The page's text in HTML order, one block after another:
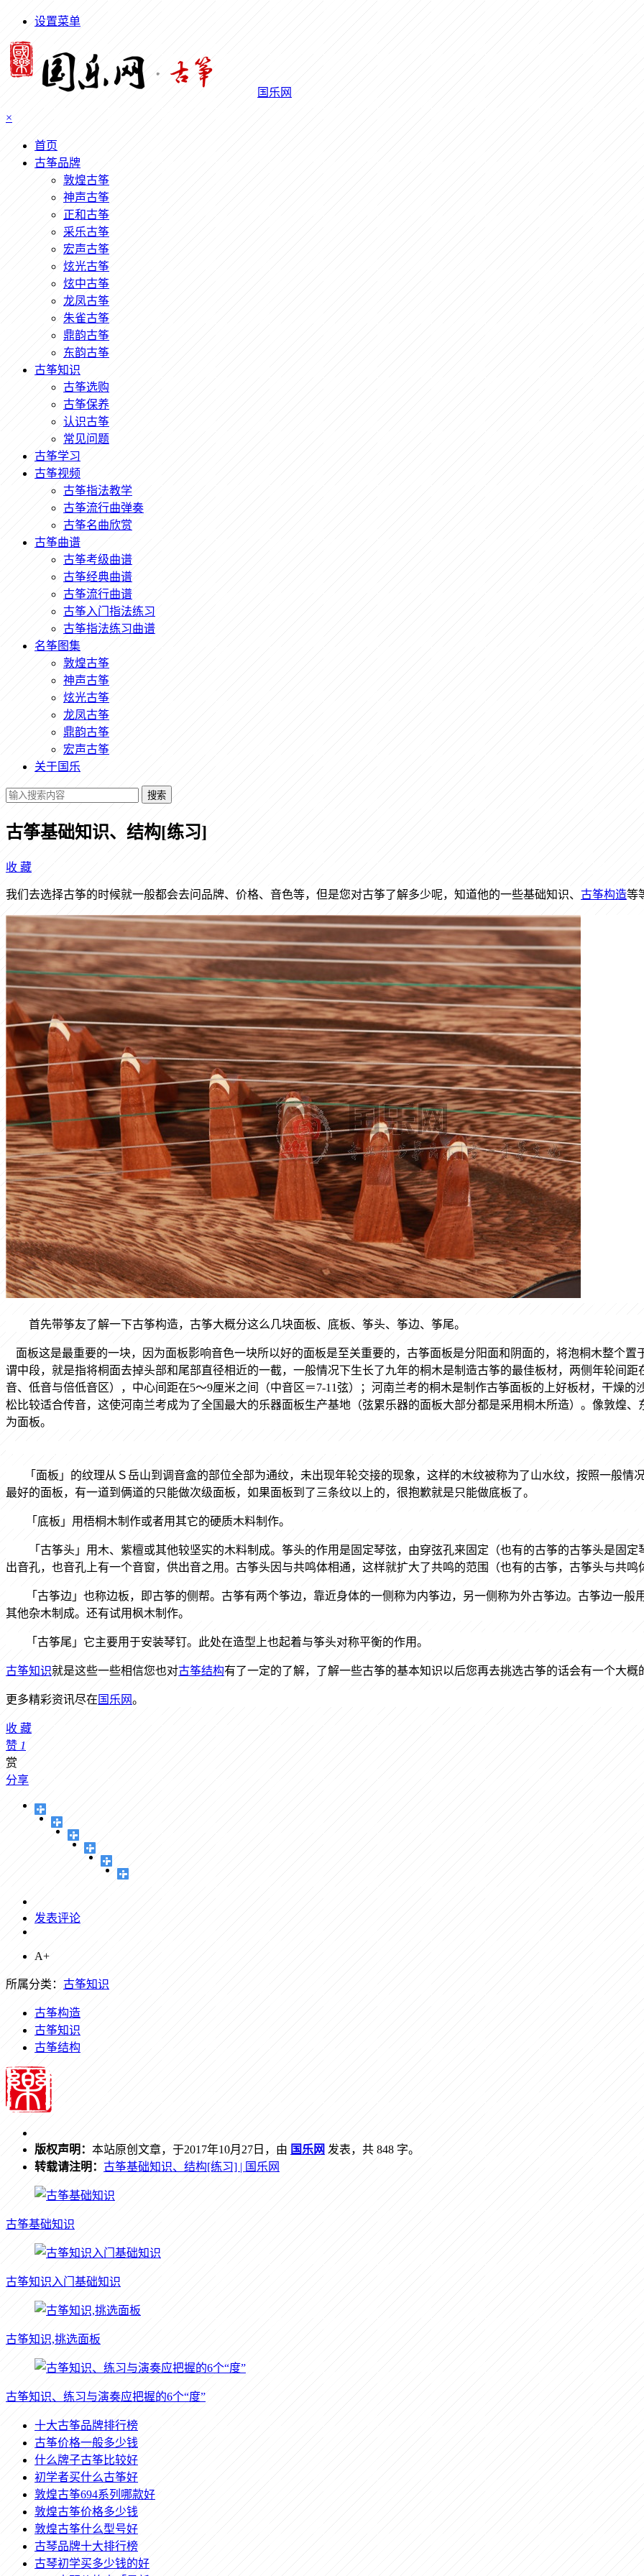
设置菜单
国乐网
×
首页
古筝品牌
敦煌古筝
神声古筝
正和古筝
采乐古筝
宏声古筝
炫光古筝
炫中古筝
龙凤古筝
朱雀古筝
鼎韵古筝
东韵古筝
古筝知识
古筝选购
古筝保养
认识古筝
常见问题
古筝学习
古筝视频
古筝指法教学
古筝流行曲弹奏
古筝名曲欣赏
古筝曲谱
古筝考级曲谱
古筝经典曲谱
古筝流行曲谱
古筝入门指法练习
古筝指法练习曲谱
名筝图集
敦煌古筝
神声古筝
炫光古筝
龙凤古筝
鼎韵古筝
宏声古筝
关于国乐
搜索
古筝基础知识、结构[练习]
收 藏
我们去选择古筝的时候就一般都会去问品牌、价格、音色等，但是您对古筝了解多少呢，知道他的一些基础知识、 古筝构造等
首先带筝友了解一下古筝构造，古筝大概分这么几块面板、底板、筝头、筝边、筝尾。
面板这是最重要的一块，因为面板影响音色一块所以好的面板是至关重要的， 古筝面板是分阳面和阴面的，将泡桐木整个置
谓中段，就是指将桐面去掉头部和尾部直径相近的一截，一般情况下生长了九年的桐木是制造古筝的最佳板材，两侧年轮间距
音、低音与倍低音区），中心间距在5～9厘米之间（中音区＝7-11 弦）；河南兰考的桐木是制作古筝面板的上好板材，干燥的
松比较适合传音，这使河南兰考成为了全国最大的乐器面板生产基地（弦累乐器的面板大部分都是采用桐木所造）。像敦煌
为面板。
「 面板 」 的纹理从Ｓ岳山到调音盒的部位全部为通纹，未出现年轮交接的现象，这样的木纹被称为了山水纹，按照一般情
最好的面板，有一道到俩道的只能做次级面板，如果面板到了三条纹以上的，很抱歉就是只能做底板了。
「底板」用梧桐木制作或者用其它的硬质木料制作。
「古筝头」用木、紫檀或其他较坚实的木料制成。筝头的作用是固定琴弦，由穿弦孔来固定（也有的古筝的古筝头是固
出音孔，也音孔上有一个音窗，供出音之用。古筝头因与共鸣体相通，这样就扩大了共鸣的范围（也有的古筝，古筝头与共鸣
「 古筝边」也称边板，即古筝的侧帮。古筝有两个筝边，靠近身体的一侧称为内筝边，另一侧称为外古筝边。古筝边一般
其他杂木制成。还有试用枫木制作。
「古筝尾」它主要用于安装琴钉。此处在造型上也起着与筝头对称平衡的作用。
古筝知识就是这些一些相信您也对古筝结构有了一定的了解，了解一些古筝的基本知识以后您再去挑选古筝的话会有一个大概
更多精彩资讯尽在 国乐网。
收 藏
赞 1
赏
分享
发表评论
A+
所属分类： 古筝知识
古筝构造
古筝知识
古筝结构
版权声明： 本站原创文章，于2017年10月27日，由 国乐网 发表，共 848 字。
转载请注明： 古筝基础知识、结构[练习] | 国乐网
古筝基础知识
古筝知识入门基础知识
古筝知识,挑选面板
古筝知识、练习与演奏应把握的6个“度”
十大古筝品牌排行榜
古筝价格一般多少钱
什么牌子古筝比较好
初学者买什么古筝好
敦煌古筝694系列哪款好
敦煌古筝价格多少钱
敦煌古筝什么型号好
古琴品牌十大排行榜
古琴初学买多少钱的好